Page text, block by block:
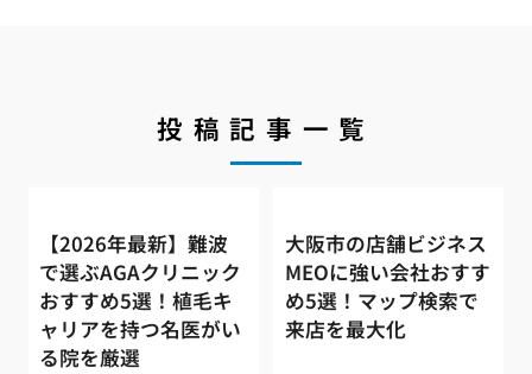
投稿記事一覧
【2026年最新】難波
で選ぶAGAクリニック
おすすめ5選！植毛キ
ャリアを持つ名医がい
る院を厳選
大阪市の店舗ビジネス
MEOに強い会社おすす
め5選！マップ検索で
来店を最大化